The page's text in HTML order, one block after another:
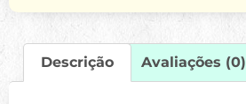
Descrição Avaliações (0)